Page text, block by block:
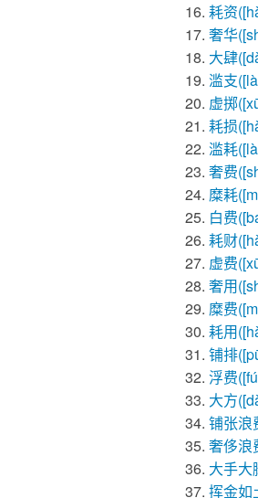
耗资
奢华
大肆
滥支
虚掷
耗损
滥耗
奢费
糜耗
白费
耗财
虚费
奢用
糜费
耗用
铺排
浮费
大方
铺张浪
奢侈浪
大手大
挥金如